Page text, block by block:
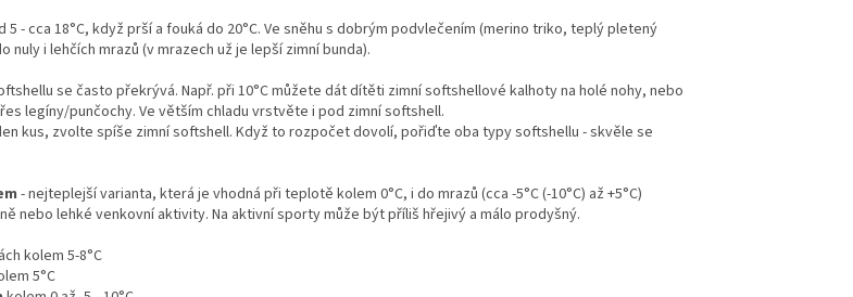
- cca 18°C, když prší a fouká do 20°C. Ve sněhu s dobrým podvlečením (merino triko, teplý pletený
nuly i lehčích mrazů (v mrazech už je lepší zimní bunda).
se často překrývá. Např. při 10°C můžete dát dítěti zimní softshellové kalhoty na holé nohy, nebo
legíny/punčochy. Ve větším chladu vrstvěte i pod zimní softshell.
kus, zvolte spíše zimní softshell. Když to rozpočet dovolí, pořiďte oba typy softshellu - skvěle se
- nejteplejší varianta, která je vhodná při teplotě kolem 0°C, i do mrazů (cca -5°C (-10°C) až +5°C)
nebo lehké venkovní aktivity. Na aktivní sporty může být příliš hřejivý a málo prodyšný.
kolem 5-8°C
5°C